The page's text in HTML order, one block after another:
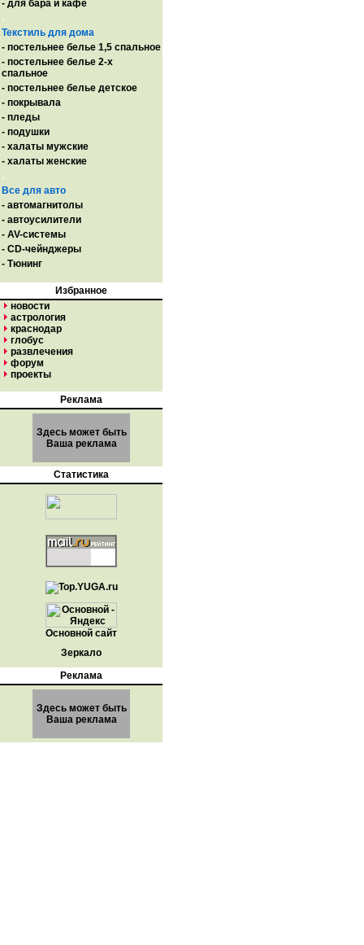
- для бара и кафе
.
Текстиль для дома
- постельнее белье 1,5 спальное
- постельнее белье 2-х
спальное
- постельнее белье детское
- покрывала
- пледы
- подушки
- халаты мужские
- халаты женские
.
Все для авто
- автомагнитолы
- автоусилители
- AV-системы
- CD-чейнджеры
- Тюнинг
Избранное
новости
астрология
краснодар
глобус
развлечения
форум
проекты
Реклама
Здесь может быть
Ваша реклама
Статистика
Основной сайт
Зеркало
Реклама
Здесь может быть
Ваша реклама